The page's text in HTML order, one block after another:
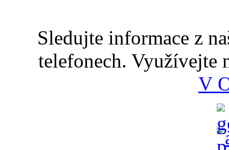
Sledujte informace z
telefonech. Využívejte
V